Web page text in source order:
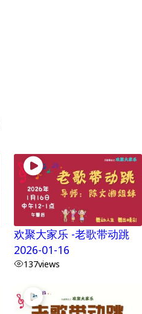
欢聚大家乐 -老歌带动跳
2026-01-16
137views